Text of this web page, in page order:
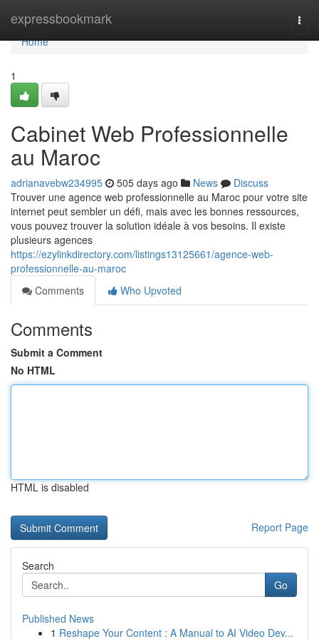
expressbookmark
Home
Home
1
Cabinet Web Professionnelle
au Maroc
adrianavebw234995 505 days ago News
Discuss
Trouver une agence web professionnelle au Maroc pour votre site
internet peut sembler un défi, mais avec les bonnes ressources,
vous pouvez trouver la solution idéale à vos besoins. Il existe
plusieurs agences
https://ezylinkdirectory.com/listings13125661/agence-web-
professionnelle-au-maroc
Comments
Who Upvoted
Comments
Submit a Comment
No HTML
HTML is disabled
Report Page
Search
Go
Published News
1 Reshape Your Content : A Manual to AI Video Dev...